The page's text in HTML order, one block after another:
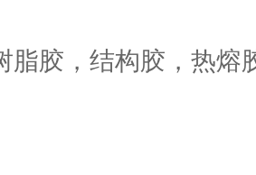
脂胶，结构胶，热熔